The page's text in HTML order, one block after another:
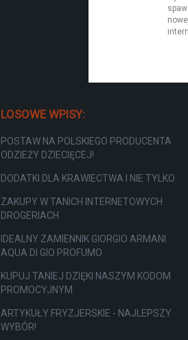
LOSOWE WPISY:
POSTAW NA POLSKIEGO PRODUCENTA
ODZIEŻY DZIECIĘCEJ!
DODATKI DLA KRAWIECTWA I NIE TYLKO
ZAKUPY W TANICH INTERNETOWYCH
DROGERIACH
IDEALNY ZAMIENNIK GIORGIO ARMANI
AQUA DI GIO PROFUMO
KUPUJ TANIEJ DZIĘKI NASZYM KODOM
PROMOCYJNYM
ARTYKUŁY FRYZJERSKIE - NAJLEPSZY
WYBÓR!